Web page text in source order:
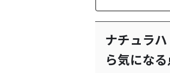
ナチュラ
ら気になる